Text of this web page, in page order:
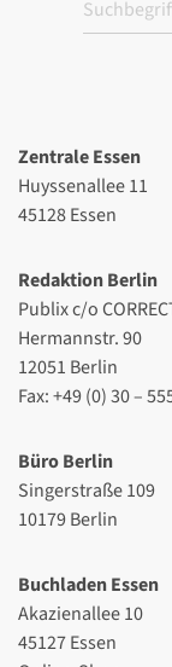
Zentrale Essen
Huyssenallee 11
45128 Essen
Redaktion Berlin
Publix c/o
Hermannstr. 90
12051 Berlin
Fax: +49 (0) 30 –
Büro Berlin
Singerstraße 109
10179 Berlin
Buchladen Essen
Akazienallee 10
45127 Essen